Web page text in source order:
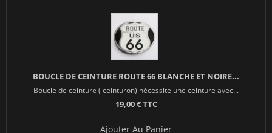
BOUCLE DE CEINTURE ROUTE 66 BLANCHE ET NOIRE...
Boucle de ceinture ( ceinturon) nécessite une ceinture avec...
19,00 € TTC
Ajouter Au Panier